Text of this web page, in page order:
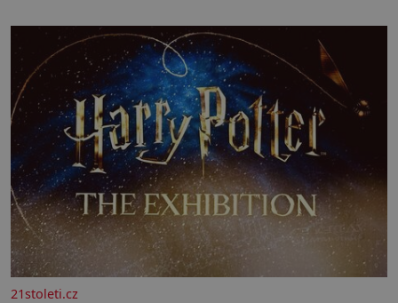
muž. Manželství nám oběma moc nesvědčilo, brzy jsme
zjistili, že
21stoleti.cz